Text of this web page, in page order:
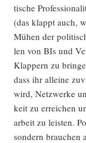
ti­sche
(das klappt auch,
Mühen der
len von BIs und
Klap­pern zu
dass ihr allei­ne
wird, Netz­wer­ke
keit zu errei­chen
ar­beit zu leis­ten.
son­dern brau­chen